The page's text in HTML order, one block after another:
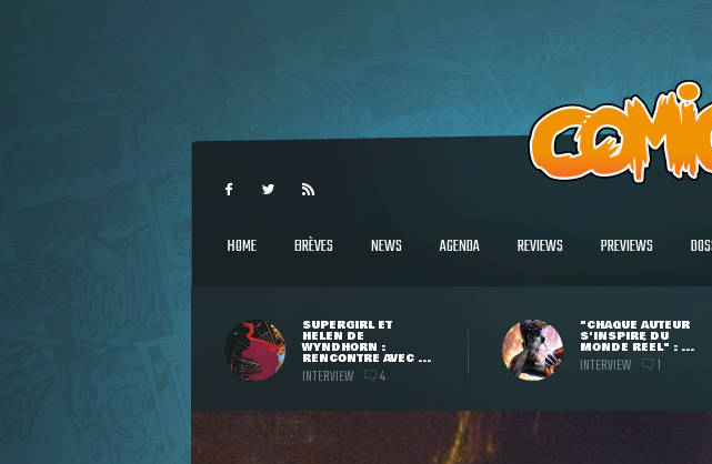
HOME BRÈVES NEWS AGENDA REVIEWS PREVIEWS
SUPERGIRL ET
HELEN DE
WYNDHORN :
RENCONTRE AVEC ...
INTERVIEW 4
"CHAQUE AUTEUR
S'INSPIRE DU
MONDE RÉEL" : ...
INTERVIEW 1